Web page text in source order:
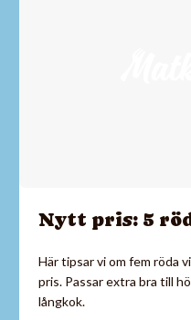
Nytt pris: 5
Här tipsar vi om fem röda
pris. Passar extra bra till
långkok.